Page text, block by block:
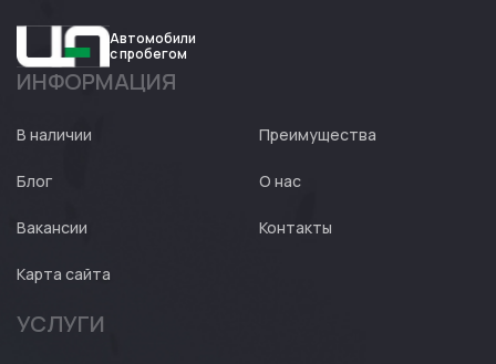
Авто
Автомобили
с пробегом
ИНФОРМАЦИЯ
В наличии Преимущества
Блог О нас
Вакансии Контакты
Карта сайта
УСЛУГИ